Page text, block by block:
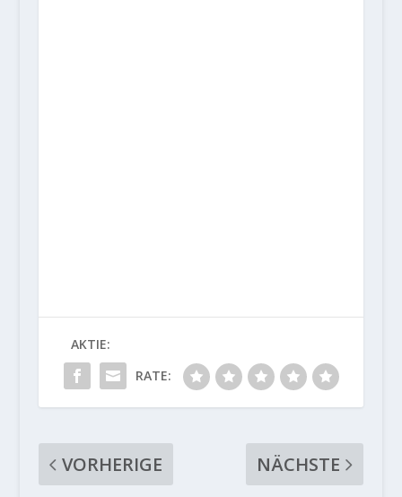
AKTIE:
RATE:
VORHERIGE
NÄCHSTE